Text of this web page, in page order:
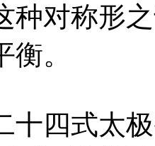
种对称形
。
十四式太